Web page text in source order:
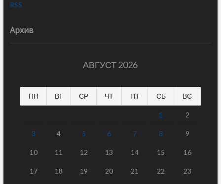
RSS
Архив
АВГУСТ 2026
ПН ВТ СР ЧТ ПТ СБ ВС
1 2
3 4 5 6 7 8 9
10 11 12 13 14 15 16
17 18 19 20 21 22 23